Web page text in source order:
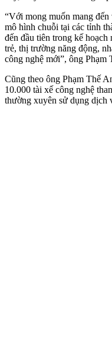
“Với mong muốn mang
mô hình chuỗi tại các tỉnh
đến đầu tiên trong kế
trẻ, thị trường năng động,
công nghệ mới”, ông
Cũng theo ông Phạm Thế
10.000 tài xế công nghệ
thường xuyên sử dụng dịch